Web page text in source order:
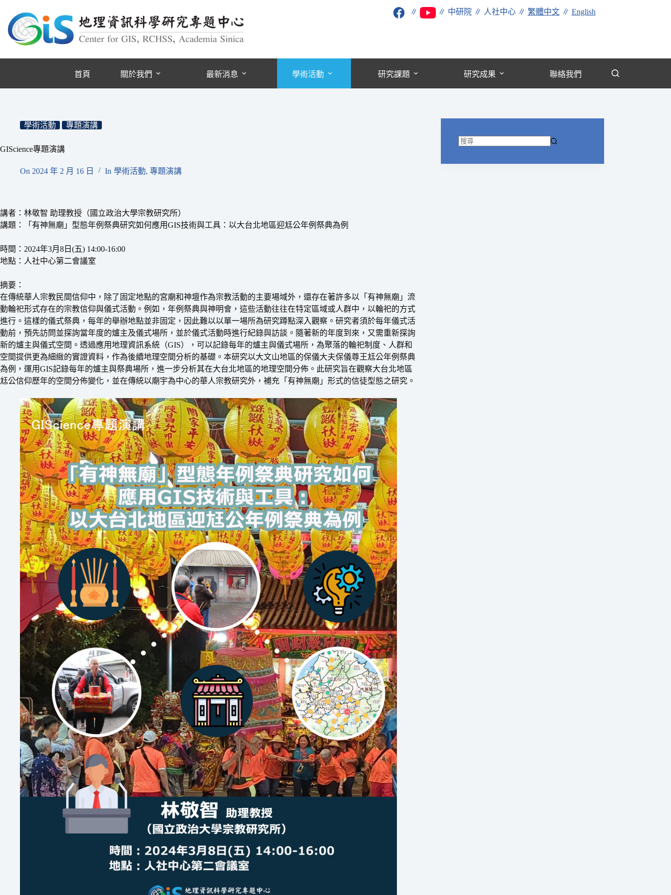
∥ ∥ 中研院∥ 人社中心∥ 繁體中文∥ English
首頁 關於我們 最新消息 學術活動 研究課題 研究成果 聯絡我們
學術活動 專題演講
GIScience專題演講
On 2024 年 2 月 16 日 In 學術活動, 專題演講
講者：林敬智 助理教授（國立政治大學宗教研究所）
講題：「有神無廟」型態年例祭典研究如何應用GIS技術與工具：以大台北地區迎尪公年例祭典為例
時間：2024年3月8日(五) 14:00-16:00
地點：人社中心第二會議室
摘要：
在傳統華人宗教民間信仰中，除了固定地點的宮廟和神壇作為宗教活動的主要場域外，還存在著許多以「有神無廟」流
動輪祀形式存在的宗教信仰與儀式活動。例如，年例祭典與神明會，這些活動往往在特定區域或人群中，以輪祀的方式
進行。這樣的儀式祭典，每年的舉辦地點並非固定，因此難以以單一場所為研究蹲點深入觀察。研究者須於每年儀式活
動前，預先訪問並探詢當年度的爐主及儀式場所，並於儀式活動時進行紀錄與訪談。隨著新的年度到來，又需重新探詢
新的爐主與儀式空間。透過應用地理資訊系統（GIS），可以記錄每年的爐主與儀式場所，為聚落的輪祀制度、人群和
空間提供更為細緻的實證資料，作為後續地理空間分析的基礎。本研究以大文山地區的保儀大夫保儀尊王尪公年例祭典
為例，運用GIS記錄每年的爐主與祭典場所，進一步分析其在大台北地區的地理空間分佈。此研究旨在觀察大台北地區
尪公信仰歷年的空間分佈變化，並在傳統以廟宇為中心的華人宗教研究外，補充「有神無廟」形式的信徒型態之研究。
不